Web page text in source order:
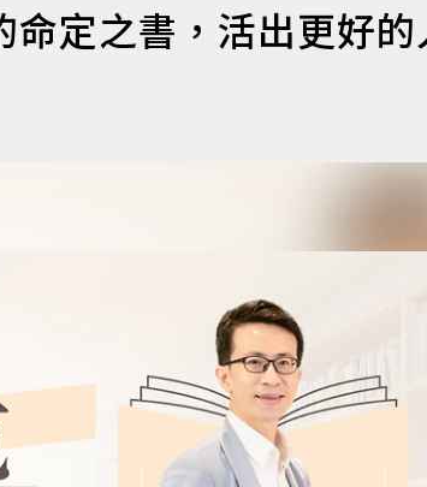
命定之書，活出更好